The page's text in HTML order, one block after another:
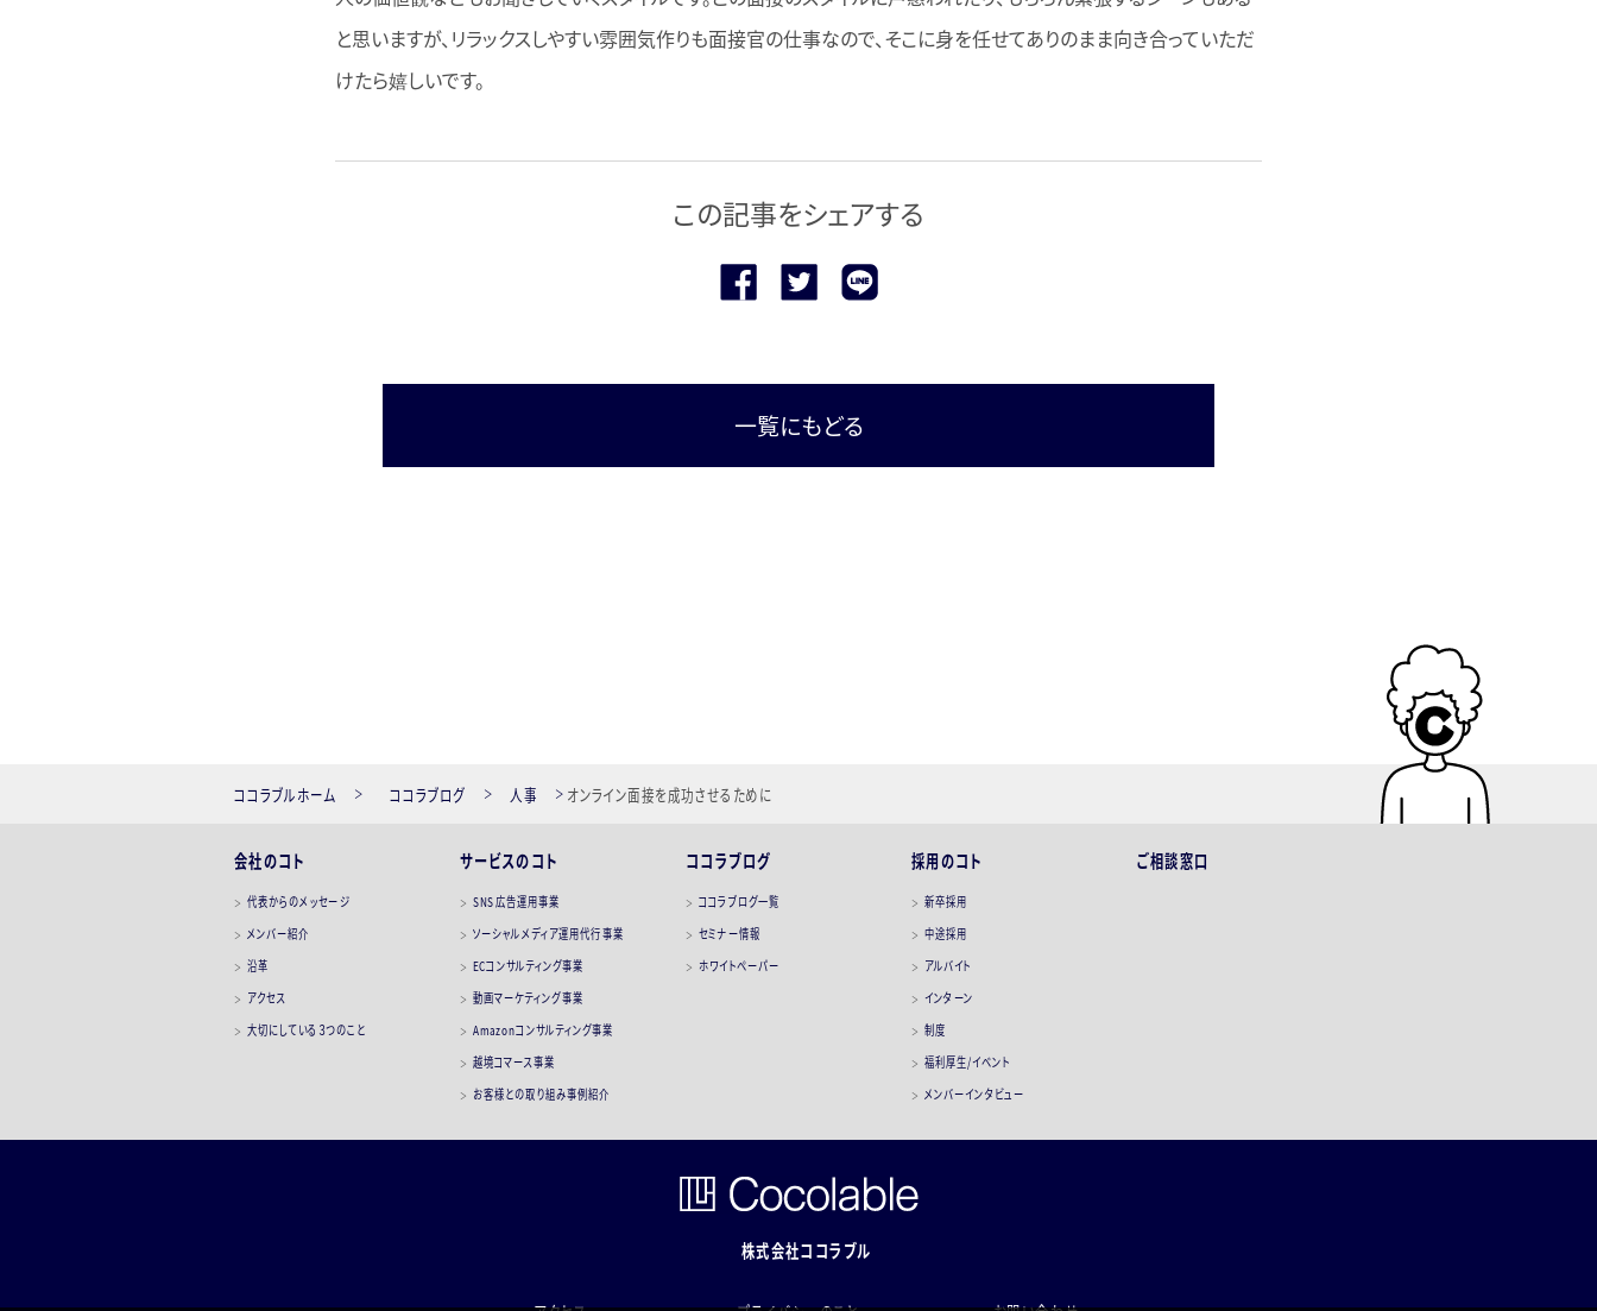
と思いますが、リラックスしやすい雰囲気作りも面接官の仕事なので、そこに身を任せてありのまま向き合っていただ
けたら嬉しいです。
この記事をシェアする
一覧にもどる
ココラブルホーム ココラブログ 人事 オンライン面接を成功させるために
会社のコト
代表からのメッセージ
メンバー紹介
沿革
アクセス
大切にしている３つのこと
サービスのコト
SNS広告運用事業
ソーシャルメディア運用代行事業
ECコンサルティング事業
動画マーケティング事業
Amazonコンサルティング事業
越境コマース事業
お客様との取り組み事例紹介
ココラブログ
ココラブログ一覧
セミナー情報
ホワイトペーパー
採用のコト
新卒採用
中途採用
アルバイト
インターン
制度
福利厚生/イベント
メンバーインタビュー
ご相談窓口
株式会社ココラブル